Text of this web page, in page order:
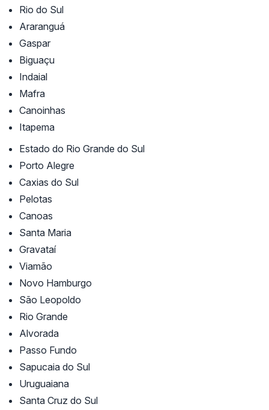
Rio do Sul
Araranguá
Gaspar
Biguaçu
Indaial
Mafra
Canoinhas
Itapema
Estado do Rio Grande do Sul
Porto Alegre
Caxias do Sul
Pelotas
Canoas
Santa Maria
Gravataí
Viamão
Novo Hamburgo
São Leopoldo
Rio Grande
Alvorada
Passo Fundo
Sapucaia do Sul
Uruguaiana
Santa Cruz do Sul